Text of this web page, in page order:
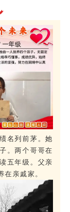
名列前茅。她
。两个哥哥在
五年级。父亲
亲戚家。